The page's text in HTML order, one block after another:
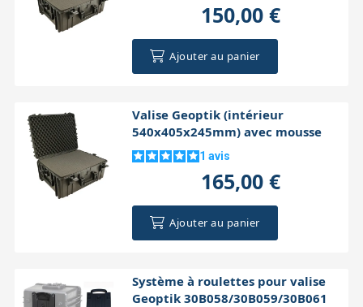
150,00 €
Ajouter au panier
Valise Geoptik (intérieur
540x405x245mm) avec mousse
1 avis
165,00 €
Ajouter au panier
Système à roulettes pour valise
Geoptik 30B058/30B059/30B061